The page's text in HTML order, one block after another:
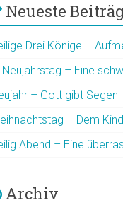
Neueste
Drei Könige –
Neujahrstag – Eine
– Gott gibt Segen
– Dem
Abend – Eine
Archiv